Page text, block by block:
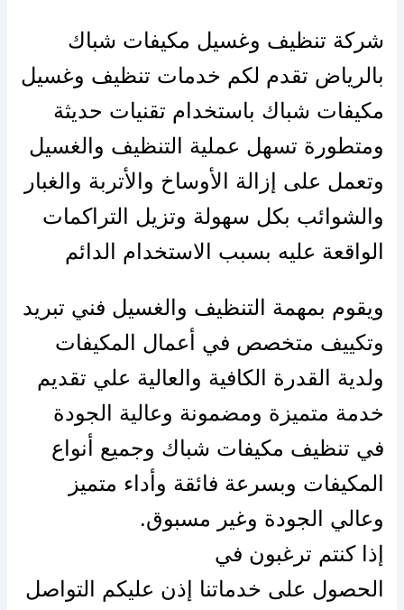
شركة تنظيف وغسيل مكيفات شباك
بالرياض تقدم لكم خدمات تنظيف وغسيل
مكيفات شباك باستخدام تقنيات حديثة
ومتطورة تسهل عملية التنظيف والغسيل
وتعمل على إزالة الأوساخ والأتربة والغبار
والشوائب بكل سهولة وتزيل التراكمات
الواقعة عليه بسبب الاستخدام الدائم
ويقوم بمهمة التنظيف والغسيل فني تبريد
وتكييف متخصص في أعمال المكيفات
ولدية القدرة الكافية والعالية علي تقديم
خدمة متميزة ومضمونة وعالية الجودة
في تنظيف مكيفات شباك وجميع أنواع
المكيفات وبسرعة فائقة وأداء متميز
وعالي الجودة وغير مسبوق.
إذا كنتم ترغبون في
الحصول على خدماتنا إذن عليكم التواصل